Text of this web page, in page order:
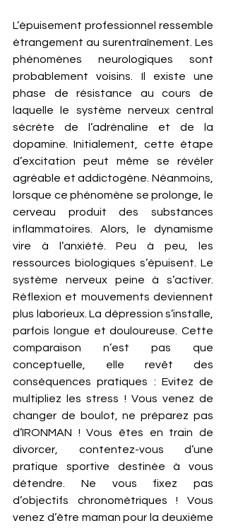
L’épuisement professionnel ressemble
étrangement au surentraînement. Les
phénomènes neurologiques sont
probablement voisins. Il existe une
phase de résistance au cours de
laquelle le système nerveux central
sécrète de l’adrénaline et de la
dopamine. Initialement, cette étape
d’excitation peut même se révéler
agréable et addictogène. Néanmoins,
lorsque ce phénomène se prolonge, le
cerveau produit des substances
inflammatoires. Alors, le dynamisme
vire à l’anxiété. Peu à peu, les
ressources biologiques s’épuisent. Le
système nerveux peine à s’activer.
Réflexion et mouvements deviennent
plus laborieux. La dépression s’installe,
parfois longue et douloureuse. Cette
comparaison n’est pas que
conceptuelle, elle revêt des
conséquences pratiques : Evitez de
multipliez les stress ! Vous venez de
changer de boulot, ne préparez pas
d’IRONMAN ! Vous êtes en train de
divorcer, contentez-vous d’une
pratique sportive destinée à vous
détendre. Ne vous fixez pas
d’objectifs chronométriques ! Vous
venez d’être maman pour la deuxième